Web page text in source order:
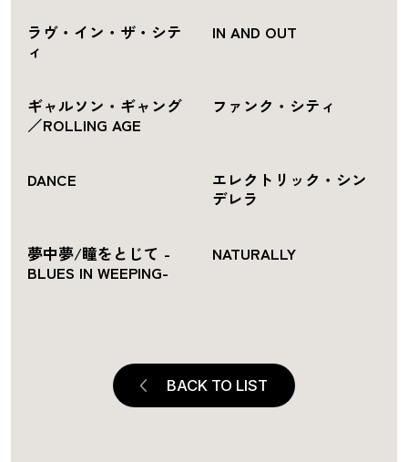
ラヴ・イン・ザ・シテ
ィ
IN AND OUT
ギャルソン・ギャング
／ROLLING AGE
ファンク・シティ
DANCE
エレクトリック・シン
デレラ
夢中夢/瞳をとじて -
BLUES IN WEEPING-
NATURALLY
BACK TO LIST